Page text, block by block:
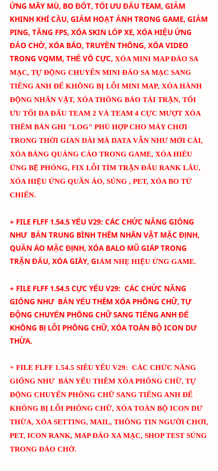
ỨNG MÂY MÙ, BO ĐỐT, TỐI ƯU ĐẤU TEAM, GIẢM
KHINH KHÍ CẦU, GIẢM HOẠT ẢNH TRONG GAME, GIẢM
PING, TĂNG FPS, XÓA SKIN LỐP XE, XÓA HIỆU ỨNG
ĐẢO CHỜ, XÓA BÁO, TRUYỀN THÔNG, XÓA VIDEO
TRONG VQMM, THẺ VÔ CỰC, XÓA MINI MAP ĐẢO SA
MẠC, TỰ ĐỘNG CHUYỂN MINI ĐẢO SA MẠC SANG
TIẾNG ANH ĐỂ KHÔNG BỊ LỖI MINI MAP, XÓA HÀNH
ĐỘNG NHÂN VẬT, XÓA THÔNG BÁO TẢI TRẬN, TỐI
ƯU TỐI ĐA ĐẤU TEAM 2 VÀ TEAM 4 CỰC MƯỢT XÓA
THÊM BẢN GHI "LOG" PHÙ HỢP CHO MÁY CHƠI
TRONG THỜI GIAN DÀI MÀ DATA VẪN NHƯ MỚI CÀI,
XÓA BẢNG QUẢNG CÁO TRONG GAME, XÓA HIÊU
ỨNG BỆ PHÓNG, FIX LỖI TÌM TRẬN ĐẤU RANK LÂU,
XÓA HIỆU ỨNG QUẦN ÁO, SÚNG , PET, XÓA BO TỬ
CHIẾN.
+ FILE FLFF 1.54.5 YẾU V29: CÁC CHỨC NĂNG GIỐNG
NHƯ BẢN TRUNG BÌNH THÊM NHÂN VẬT MẶC ĐỊNH,
QUẦN ÁO MẶC ĐỊNH, XÓA BALO MŨ GIÁP TRONG
TRẬN ĐẤU, XÓA GIÀY, GIẢM NHẸ HIỆU ỨNG GAME.
+ FILE FLFF 1.54.5 CỰC YẾU V29: CÁC CHỨC NĂNG
GIỐNG NHƯ BẢN YẾU THÊM XÓA PHÔNG CHỮ, TỰ
ĐỘNG CHUYỂN PHÔNG CHỮ SANG TIẾNG ANH ĐỂ
KHÔNG BỊ LỖI PHÔNG CHỮ, XÓA TOÀN BỘ ICON DƯ
THỪA.
+ FILE FLFF 1.54.5 SIÊU YẾU V29: CÁC CHỨC NĂNG
GIỐNG NHƯ BẢN YẾU THÊM XÓA PHÔNG CHỮ, TỰ
ĐỘNG CHUYỂN PHÔNG CHỮ SANG TIẾNG ANH ĐỂ
KHÔNG BỊ LỖI PHÔNG CHỮ, XÓA TOÀN BỘ ICON DƯ
THỪA, XÓA SETTING, MAIL, THÔNG TIN NGƯỜI CHƠI,
PET, ICON RANK, MAP ĐẢO XA MẠC, SHOP TEST SÚNG
TRONG ĐẢO CHỜ.